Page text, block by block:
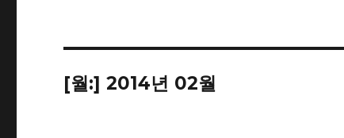
[월:]2014년 02월